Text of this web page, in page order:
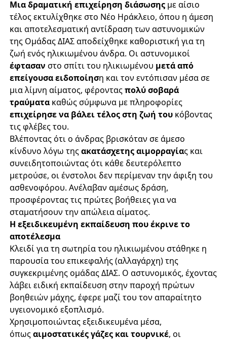
Μια δραματική επιχείρηση διάσωσηςμε αίσιο
τέλος εκτυλίχθηκε στο Νέο Ηράκλειο, όπου η άμεση
και αποτελεσματική αντίδραση των αστυνομικών
της Ομάδας ΔΙΑΣ αποδείχθηκε καθοριστική για τη
ζωή ενός ηλικιωμένου άνδρα. Οι αστυνομικοί
έφτασαν στο σπίτι του ηλικιωμένου μετά από
επείγουσα ειδοποίηση και τον εντόπισαν μέσα σε
μια λίμνη αίματος, φέρονταςπολύ σοβαρά
τραύματα καθώς σύμφωνα με πληροφορίες
επιχείρησε να βάλει τέλος στη ζωή τουκόβοντας
τις φλέβες του.
Βλέποντας ότι ο άνδρας βρισκόταν σε άμεσο
κίνδυνο λόγω τηςακατάσχετης αιμορραγίας και
συνειδητοποιώντας ότι κάθε δευτερόλεπτο
μετρούσε, οι ένστολοι δεν περίμεναν την άφιξη του
ασθενοφόρου. Ανέλαβαν αμέσως δράση,
προσφέροντας τις πρώτες βοήθειες για να
σταματήσουν την απώλεια αίματος.
Η εξειδικευμένη εκπαίδευση που έκρινε το
αποτέλεσμα
Κλειδί για τη σωτηρία του ηλικιωμένου στάθηκε η
παρουσία του επικεφαλής (αλλαγάρχη) της
συγκεκριμένης ομάδας ΔΙΑΣ. Ο αστυνομικός, έχοντας
λάβει ειδική εκπαίδευση στην παροχή πρώτων
βοηθειών μάχης, έφερε μαζί του τον απαραίτητο
υγειονομικό εξοπλισμό.
Χρησιμοποιώντας εξειδικευμένα μέσα,
όπωςαιμοστατικές γάζες και τουρνικέ, οι